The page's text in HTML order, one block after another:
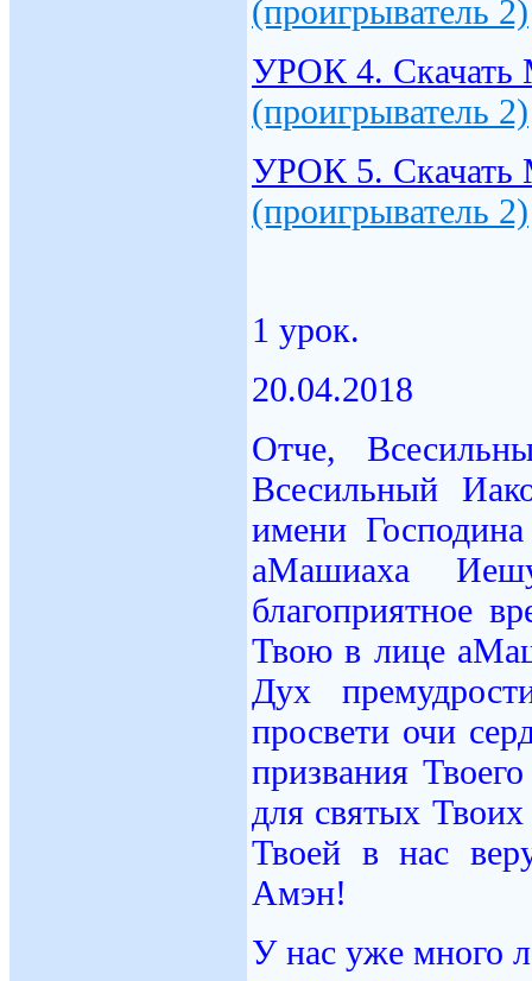
(проигрыватель 2)
УРОК 4. Скачать
(проигрыватель 2)
УРОК 5. Скачать
(проигрыватель 2)
1 урок.
20.04.2018
Отче,
Всесильный
имени
аМашиаха
благоприятное
Твою в лице
Дух
просвети очи
призвания
для святых
Твоей в нас
Амэн!
У нас уже много